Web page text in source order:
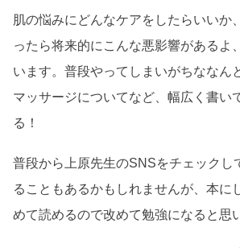
肌の悩みにどんなケアをしたらいいか
ったら将来的にこんな悪影響があるよ
います。普段やってしまいがちななん
マッサージについてなど、幅広く書い
る！
普段から上原先生のSNSをチェックし
ることもあるかもしれませんが、本に
めて読めるので改めて勉強になると思